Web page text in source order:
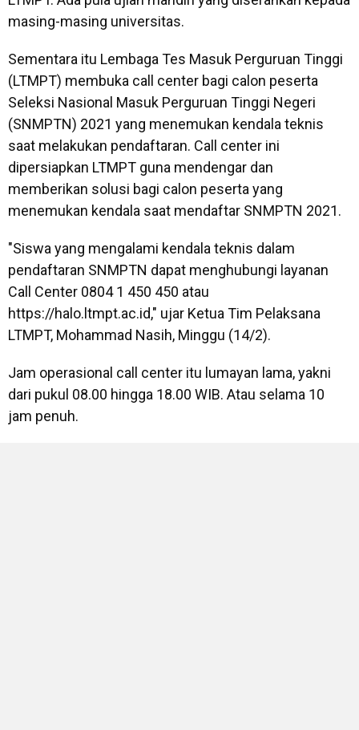
masing-masing universitas.
Sementara itu Lembaga Tes Masuk Perguruan Tinggi
(LTMPT) membuka call center bagi calon peserta
Seleksi Nasional Masuk Perguruan Tinggi Negeri
(SNMPTN) 2021 yang menemukan kendala teknis
saat melakukan pendaftaran. Call center ini
dipersiapkan LTMPT guna mendengar dan
memberikan solusi bagi calon peserta yang
menemukan kendala saat mendaftar SNMPTN 2021.
"Siswa yang mengalami kendala teknis dalam
pendaftaran SNMPTN dapat menghubungi layanan
Call Center 0804 1 450 450 atau
https://halo.ltmpt.ac.id," ujar Ketua Tim Pelaksana
LTMPT, Mohammad Nasih, Minggu (14/2).
Jam operasional call center itu lumayan lama, yakni
dari pukul 08.00 hingga 18.00 WIB. Atau selama 10
jam penuh.